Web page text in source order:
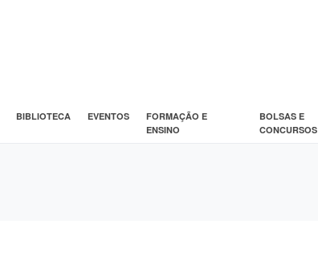
BIBLIOTECA EVENTOS
FORMAÇÃO E
ENSINO
BOLSAS E
CONCURSOS